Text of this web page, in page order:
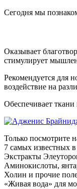
Сегодня мы
Оказывает
стимулирует
Рекомендуется для
воздействие на
Обеспечивает
Только посмотрите
7 самых известных
Экстракты
Аминокислоты,
Холин и прочие
«Живая вода» для